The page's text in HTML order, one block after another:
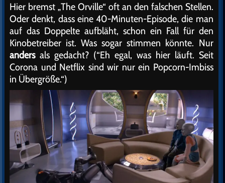
Hier bremst „The Orville“ oft an den falschen Stellen.
Oder denkt, dass eine 40-Minuten-Episode, die man
auf das Doppelte aufbläht, schon ein Fall für den
Kinobetreiber ist. Was sogar stimmen könnte. Nur
andersals gedacht? (“Eh egal, was hier läuft. Seit
Corona und Netflix sind wir nur ein Popcorn-Imbiss
in Übergröße.“)